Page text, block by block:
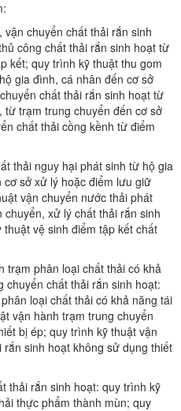
chuyển chất thải rắn sinh
công chất thải rắn sinh hoạt từ
kết; quy trình kỹ thuật thu gom
gia đình, cá nhân đến cơ sở
chất thải rắn sinh hoạt từ
trạm trung chuyển đến cơ sở
chất thải cồng kềnh từ điểm
thải nguy hại phát sinh từ hộ gia
sở xử lý hoặc điểm lưu giữ
vận chuyển nước thải phát
xử lý chất thải rắn sinh
vệ sinh điểm tập kết chất
trạm phân loại chất thải có khả
chuyển chất thải rắn sinh hoạt:
loại chất thải có khả năng tái
vận hành trạm trung chuyển
bị ép; quy trình kỹ thuật vận
sinh hoạt không sử dụng thiết
thải rắn sinh hoạt: quy trình kỹ
thực phẩm thành mùn; quy